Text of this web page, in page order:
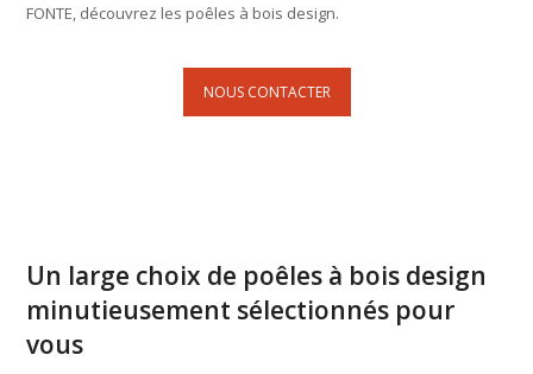
FONTE, découvrez les poêles à bois design.
NOUS CONTACTER
Un large choix de poêles à bois design
minutieusement sélectionnés pour
vous